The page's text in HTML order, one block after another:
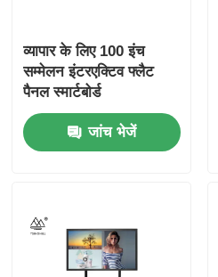
व्यापार के लिए 100 इंच
सम्मेलन इंटरएक्टिव फ्लैट
पैनल स्मार्टबोर्ड
जांच भेजें